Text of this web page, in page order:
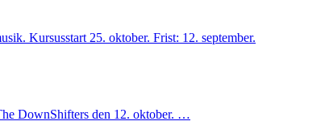
Kursusstart 25. oktober. Frist: 12. september.
DownShifters den 12. oktober. …